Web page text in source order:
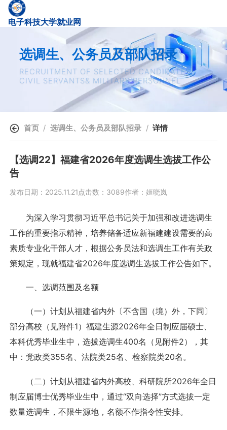
电子科技大学就业网
选调生、公务员及部队招录
RECRUITMENT OF SELECTED CANDIDATES,
CIVIL SERVANTS& MILITARY PERSONNEL
首页 选调生、公务员及部队招录 详情
【选调22】福建省2026年度选调生选拔工作公
告
发布日期：2025.11.21点击数：3089作者：姬晓岚
为深入学习贯彻习近平总书记关于加强和改进选调生
工作的重要指示精神，培养储备适应新福建建设需要的高
素质专业化干部人才，根据公务员法和选调生工作有关政
策规定，现就福建省2026年度选调生选拔工作公告如下。
一、选调范围及名额
（一）计划从福建省内外〔不含国（境）外，下同〕
部分高校（见附件1）福建生源2026年全日制应届硕士、
本科优秀毕业生中，选拔选调生400名（见附件2），其
中：党政类355名、法院类25名、检察院类20名。
（二）计划从福建省内外高校、科研院所2026年全日
制应届博士优秀毕业生中，通过“双向选择”方式选拔一定
数量选调生，不限生源地，名额不作指令性安排。